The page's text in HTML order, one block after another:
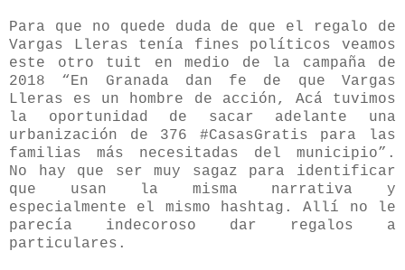
Para que no quede duda de que el regalo de
Vargas Lleras tenía fines políticos veamos
este otro tuit en medio de la campaña de
2018 “En Granada dan fe de que Vargas
Lleras es un hombre de acción, Acá tuvimos
la oportunidad de sacar adelante una
urbanización de 376 #CasasGratis para las
familias más necesitadas del municipio”.
No hay que ser muy sagaz para identificar
que usan la misma narrativa y
especialmente el mismo hashtag. Allí no le
parecía indecoroso dar regalos a
particulares.